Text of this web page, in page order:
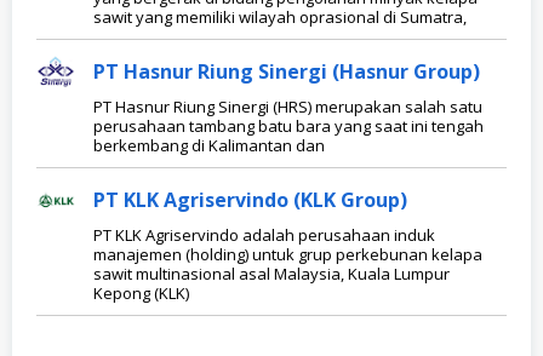
sawit yang memiliki wilayah oprasional di Sumatra,
PT Hasnur Riung Sinergi (Hasnur Group)
PT Hasnur Riung Sinergi (HRS) merupakan salah satu
perusahaan tambang batu bara yang saat ini tengah
berkembang di Kalimantan dan
PT KLK Agriservindo (KLK Group)
PT KLK Agriservindo adalah perusahaan induk
manajemen (holding) untuk grup perkebunan kelapa
sawit multinasional asal Malaysia, Kuala Lumpur
Kepong (KLK)